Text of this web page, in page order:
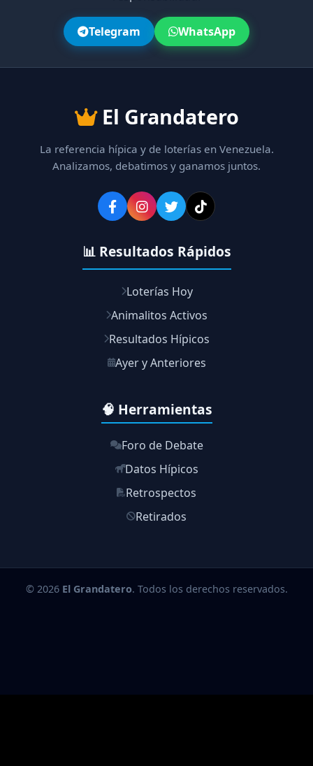
Telegram WhatsApp
El Grandatero
La referencia hípica y de loterías en Venezuela.
Analizamos, debatimos y ganamos juntos.
📊 Resultados Rápidos
Loterías Hoy
Animalitos Activos
Resultados Hípicos
Ayer y Anteriores
🧠 Herramientas
Foro de Debate
Datos Hípicos
Retrospectos
Retirados
© 2026 El Grandatero. Todos los derechos reservados.